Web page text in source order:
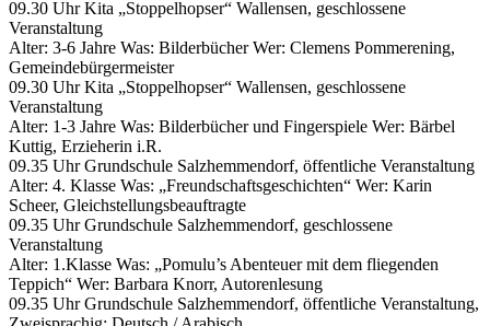
09.30 Uhr Kita „Stoppelhopser“ Wallensen, geschlossene
Veranstaltung
Alter: 3-6 Jahre Was: Bilderbücher Wer: Clemens Pommerening,
Gemeindebürgermeister
09.30 Uhr Kita „Stoppelhopser“ Wallensen, geschlossene
Veranstaltung
Alter: 1-3 Jahre Was: Bilderbücher und Fingerspiele Wer: Bärbel
Kuttig, Erzieherin i.R.
09.35 Uhr Grundschule Salzhemmendorf, öffentliche Veranstaltung
Alter: 4. Klasse Was: „Freundschaftsgeschichten“ Wer: Karin
Scheer, Gleichstellungsbeauftragte
09.35 Uhr Grundschule Salzhemmendorf, geschlossene
Veranstaltung
Alter: 1.Klasse Was: „Pomulu’s Abenteuer mit dem fliegenden
Teppich“ Wer: Barbara Knorr, Autorenlesung
09.35 Uhr Grundschule Salzhemmendorf, öffentliche Veranstaltung,